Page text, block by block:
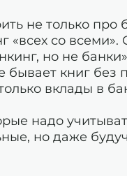
не только про
«всех со
но не
бывает книг без
вклады в
надо
но даже